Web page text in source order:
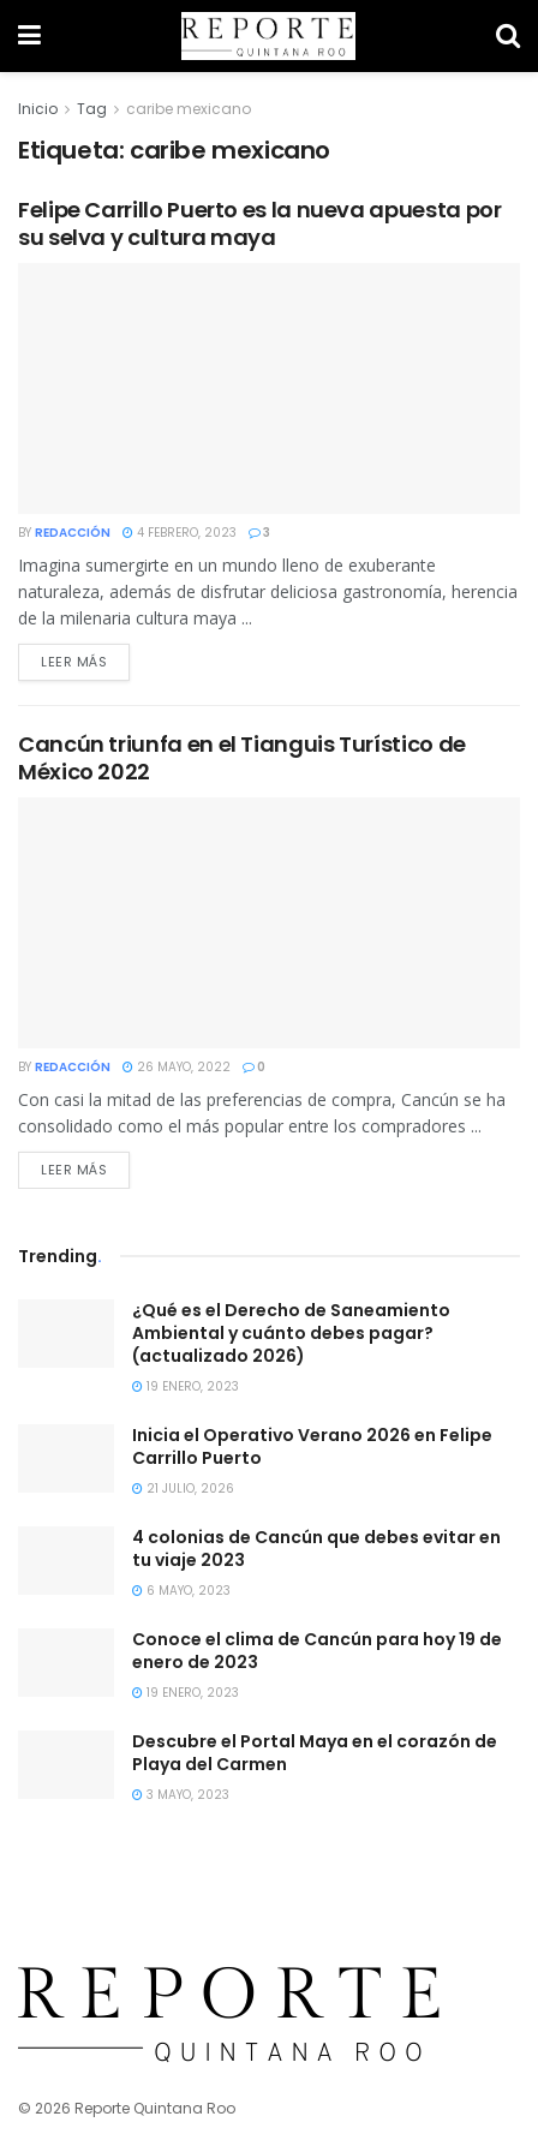
Inicio Tag caribe mexicano
Etiqueta: caribe mexicano
Felipe Carrillo Puerto es la nueva apuesta por
su selva y cultura maya
BY REDACCIÓN 4 FEBRERO, 2023 3
Imagina sumergirte en un mundo lleno de exuberante
naturaleza, además de disfrutar deliciosa gastronomía, herencia
de la milenaria cultura maya ...
LEER MÁS
Cancún triunfa en el Tianguis Turístico de
México 2022
BY REDACCIÓN 26 MAYO, 2022 0
Con casi la mitad de las preferencias de compra, Cancún se ha
consolidado como el más popular entre los compradores ...
LEER MÁS
Trending.
¿Qué es el Derecho de Saneamiento
Ambiental y cuánto debes pagar?
(actualizado 2026)
19 ENERO, 2023
Inicia el Operativo Verano 2026 en Felipe
Carrillo Puerto
21 JULIO, 2026
4 colonias de Cancún que debes evitar en
tu viaje 2023
6 MAYO, 2023
Conoce el clima de Cancún para hoy 19 de
enero de 2023
19 ENERO, 2023
Descubre el Portal Maya en el corazón de
Playa del Carmen
3 MAYO, 2023
© 2026 Reporte Quintana Roo